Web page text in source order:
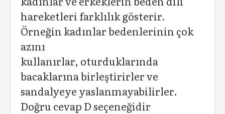
hareketleri farklılık gösterir.
Örneğin kadınlar bedenlerinin çok
azını
kullanırlar, oturduklarında
bacaklarına birleştirirler ve
sandalyeye yaslanmayabilirler.
Doğru cevap D seçeneğidir